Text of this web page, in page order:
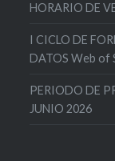
HORARIO DE
I CICLO DE
DATOS Web of
PERIODO DE
JUNIO 2026